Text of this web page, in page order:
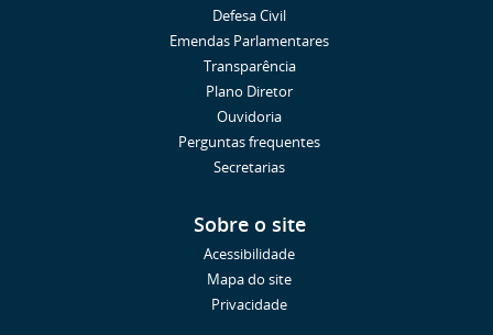
Defesa Civil
Emendas Parlamentares
Transparência
Plano Diretor
Ouvidoria
Perguntas frequentes
Secretarias
Sobre o site
Acessibilidade
Mapa do site
Privacidade